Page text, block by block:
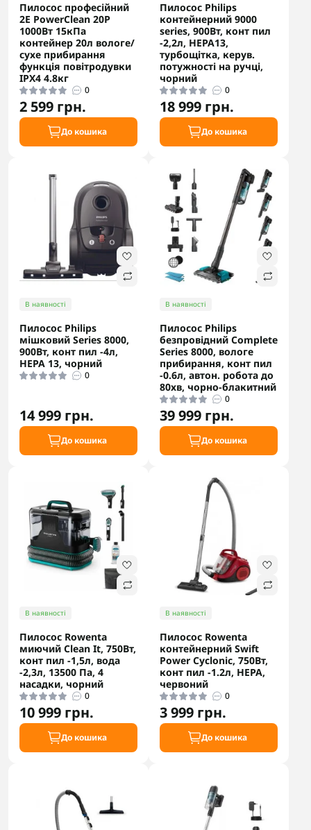
Пилосос професійний
2E PowerClean 20P
1000Вт 15кПа
контейнер 20л вологе/
сухе прибирання
функція повітродувки
IPX4 4.8кг
0
2 599 грн.
До кошика
Пилосос Philips
контейнерний 9000
series, 900Вт, конт пил
-2,2л, НЕРА13,
турбощітка, керув.
потужності на ручці,
чорний
0
18 999 грн.
До кошика
В наявності
Пилосос Philips
мішковий Series 8000,
900Вт, конт пил -4л,
НЕРА 13, чорний
0
14 999 грн.
До кошика
В наявності
Пилосос Philips
безпровідний Complete
Series 8000, вологе
прибирання, конт пил
-0.6л, автон. робота до
80хв, чорно-блакитний
0
39 999 грн.
До кошика
В наявності
Пилосос Rowenta
миючий Clean It, 750Вт,
конт пил -1,5л, вода
-2,3л, 13500 Па, 4
насадки, чорний
0
10 999 грн.
До кошика
В наявності
Пилосос Rowenta
контейнерний Swift
Power Cyclonic, 750Вт,
конт пил -1.2л, НЕРА,
червоний
0
3 999 грн.
До кошика